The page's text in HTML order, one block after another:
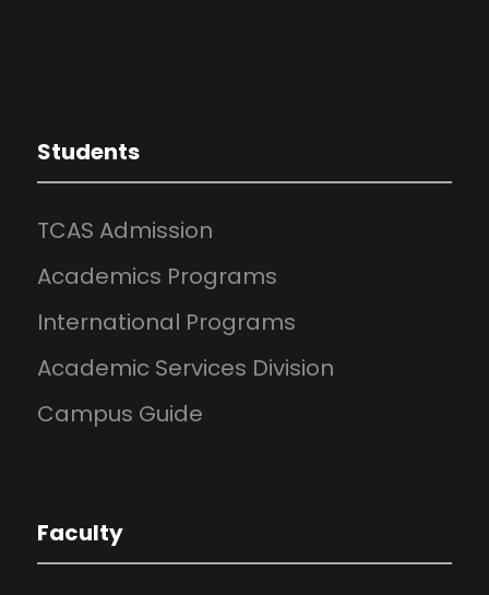
Students
TCAS Admission
Academics Programs
International Programs
Academic Services Division
Campus Guide
Faculty